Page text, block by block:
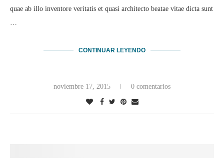
quae ab illo inventore veritatis et quasi architecto beatae vitae dicta sunt
…
CONTINUAR LEYENDO
noviembre 17, 2015 0 comentarios